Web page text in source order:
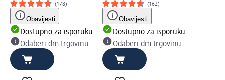
(178)
Obavijesti
Dostupno za isporuku
Odaberi dm trgovinu
(162)
Obavijesti
Dostupno za isporuku
Odaberi dm trgovinu